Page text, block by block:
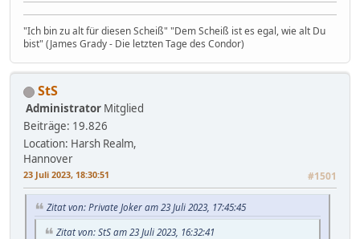
"Ich bin zu alt für diesen Scheiß" "Dem Scheiß ist es egal, wie alt Du
bist" (James Grady - Die letzten Tage des Condor)
StS
Administrator Mitglied
Beiträge: 19.826
Location: Harsh Realm,
Hannover
23 Juli 2023, 18:30:51 #1501
Zitat von: Private Joker am 23 Juli 2023, 17:45:45
Zitat von: StS am 23 Juli 2023, 16:32:41